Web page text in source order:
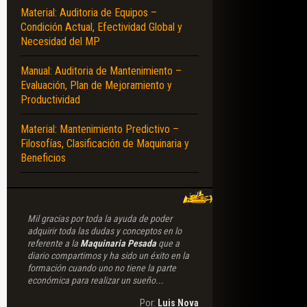
Material: Auditoria de Equipos –
Condición Actual, Efectividad Global y
Necesidad del MP
Manual: Auditoria de Mantenimiento –
Evaluación, Plan de Mejoramiento y
Productividad
Material: Mantenimiento Predictivo –
Filosofías, Clasificación de Maquinaria y
Beneficios
Mil gracias por toda la ayuda de poder
adquirir toda las dudas y conceptos en lo
referente a la Maquinaria Pesadaque a
diario compartimos y ha sido un éxito en la
formación cuando uno no tiene la parte
económica para realizar un sueño...
Por: Luis Nova